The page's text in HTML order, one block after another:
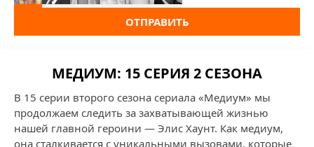
ОТПРАВИТЬ
МЕДИУМ: 15 СЕРИЯ 2 СЕЗОНА
В 15 серии второго сезона сериала «Медиум» мы
продолжаем следить за захватывающей жизнью
нашей главной героини — Элис Хаунт. Как медиум,
она сталкивается с уникальными вызовами, которые